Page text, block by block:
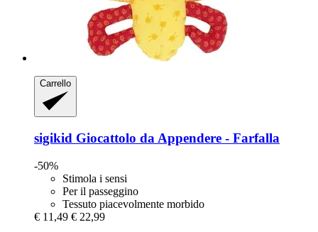
Carrello
sigikid Giocattolo da Appendere -​ Farfalla
-50%
Stimola i sensi
Per il passeggino
Tessuto piacevolmente morbido
€ 11,49 € 22,99